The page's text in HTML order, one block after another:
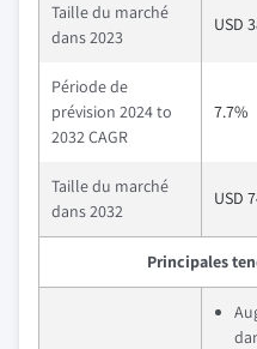
Taille du marché
dans 2023
USD
Période de
prévision 2024 to
2032 CAGR
7.7%
Taille du marché
dans 2032
USD
Principales